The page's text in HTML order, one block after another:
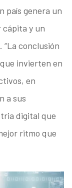
país genera un
cápita y un
“La conclusión
invierten en
en
a sus
digital que
ritmo que